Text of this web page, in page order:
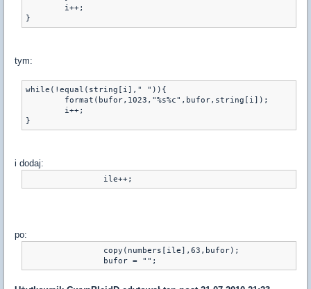
        i++;
tym:
while(!equal(string[i]," ")){
        format(bufor,1023,"%s%c",bufor,string[i]);
        i++;
i dodaj:
po:
                copy(numbers[ile],63,bufor);